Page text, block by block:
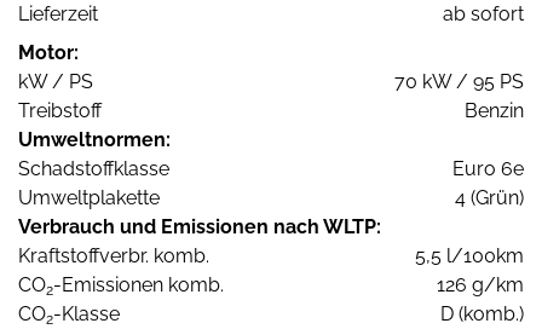
Lieferzeit
ab sofort
Motor:
kW / PS
70 kW / 95 PS
Treibstoff
Benzin
Umweltnormen:
Schadstoffklasse
Euro 6e
Umweltplakette
4 (Grün)
Verbrauch und Emissionen nach WLTP:
Kraftstoffverbr. komb.
5,5 l/100km
CO2-Emissionen komb.
126 g/km
CO2-Klasse D (komb.)